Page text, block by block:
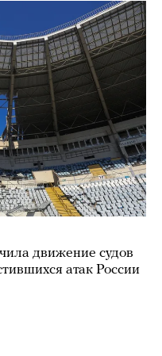
движение судов
атак России